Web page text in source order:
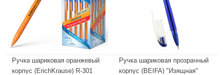
Ручка шариковая оранжевый
корпус (ErichKrause) R-301
Ручка шариковая прозрачный
корпус (BEIFA) "Изящная"